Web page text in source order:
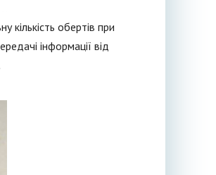
обертів при
інформації від